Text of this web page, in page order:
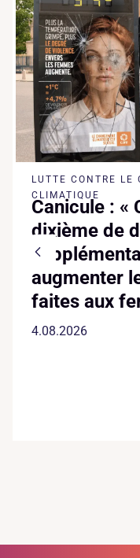
LUTTE CONTRE LE
CLIMATIQUE
Canicule : «
dixième de
augmenter
faites aux
4.08.2026